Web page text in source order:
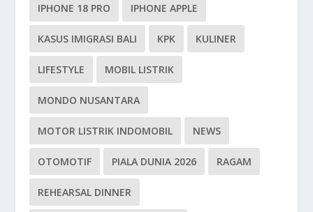
IPHONE 18 PRO IPHONE APPLE
KASUS IMIGRASI BALI KPK KULINER
LIFESTYLE MOBIL LISTRIK
MONDO NUSANTARA
MOTOR LISTRIK INDOMOBIL NEWS
OTOMOTIF PIALA DUNIA 2026 RAGAM
REHEARSAL DINNER